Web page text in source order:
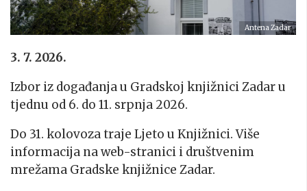
Antena Zadar
3. 7. 2026.
Izbor iz događanja u Gradskoj knjižnici Zadar u
tjednu od 6. do 11. srpnja 2026.
Do 31. kolovoza traje Ljeto u Knjižnici. Više
informacija na web-stranici i društvenim
mrežama Gradske knjižnice Zadar.